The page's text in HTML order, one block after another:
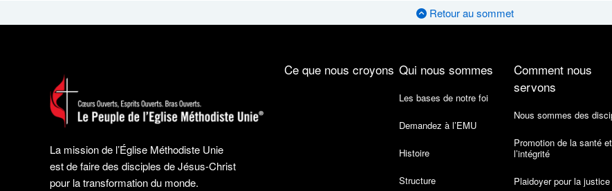
Retour au sommet
La mission de l’Église Méthodiste Unie
est de faire des disciples de Jésus-Christ
pour la transformation du monde.
Ce que nous croyons Qui nous sommes
Les bases de notre foi
Demandez à l’EMU
Histoire
Structure
Comment nous
servons
Nous sommes des
Promotion de la santé
l’intégrité
Plaidoyer pour la justice